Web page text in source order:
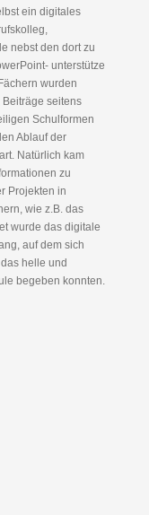
ein digitales
nebst den dort zu
unterstütze
wurden
seitens
Schulformen
Ablauf der
Natürlich kam
zu
Projekten in
wie z.B. das
wurde das digitale
auf dem sich
helle und
begeben konnten.